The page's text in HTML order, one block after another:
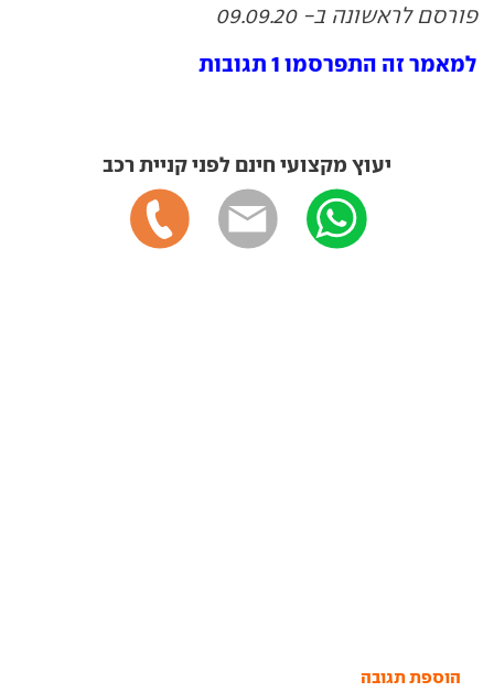
פורסם לראשונה ב- 09.09.20
למאמר זה התפרסמו 1 תגובות
יעוץ מקצועי חינם לפני קניית רכב
הוספת תגובה